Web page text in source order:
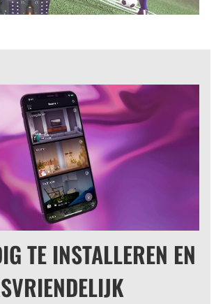
TE INSTALLEREN EN